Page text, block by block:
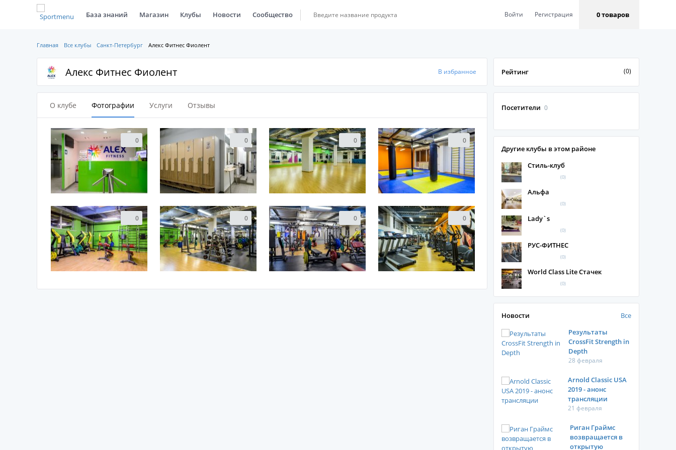
База знаний Магазин Клубы Новости Сообщество Войти Регистрация 0 товаров
Главная Все клубы Санкт-Петербург Алекс Фитнес Фиолент
Алекс Фитнес Фиолент В избранное Рейтинг (0)
О клубе Фотографии Услуги Отзывы
0 0 0 0
0 0 0 0
Посетители 0
Другие клубы в этом районе
Стиль-клуб
(0)
Альфа
(0)
Lady`s
(0)
РУС-ФИТНЕС
(0)
World Class Lite Стачек
(0)
Новости
Все
Результаты
CrossFit Strength in
Depth
28 февраля
Arnold Classic USA
2019 - анонс
трансляции
21 февраля
Риган Граймс
возвращается в
открытую